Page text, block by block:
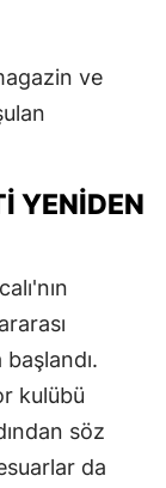
ve
YENIDEN
kulübü
söz
da